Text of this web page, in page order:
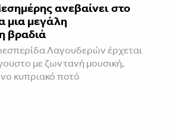
ανεβαίνει στο
μια μεγάλη
βραδιά
Λαγουδερών έρχεται
με ζωντανή μουσική,
κυπριακό ποτό